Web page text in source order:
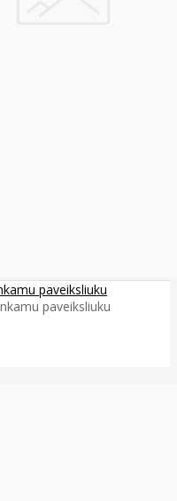
paveiksliuku
paveiksliuku